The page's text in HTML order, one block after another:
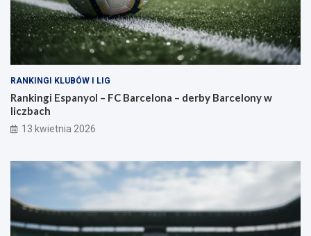
RANKINGI KLUBÓW I LIG
Rankingi Espanyol – FC Barcelona – derby Barcelony w
liczbach
13 kwietnia 2026